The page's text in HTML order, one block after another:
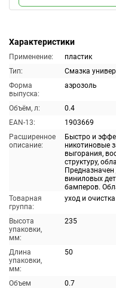
Характеристики
Применение:
пластик
Тип:
Смазка
Форма
выпуска:
аэрозоль
Объём, л:
0.4
EAN-13:
1903669
Расширенное
описание:
Быстро и
никотиновые
выгорания,
структуру,
виниловых
бамперов.
Товарная
группа:
уход и очистка
Высота
упаковки,
мм:
235
Длина
упаковки,
мм:
50
Объем
0.7